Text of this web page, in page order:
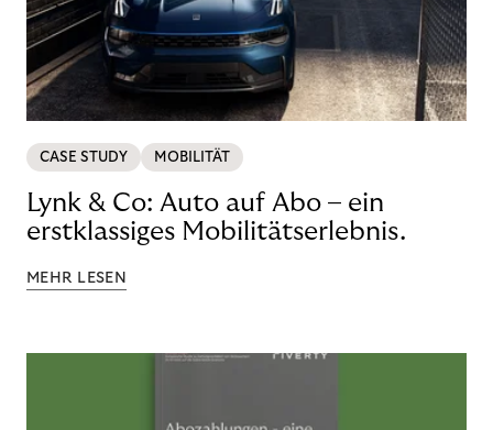
CASE STUDY MOBILITÄT
Lynk & Co: Auto auf Abo – ein
erstklassiges Mobilitätserlebnis.
MEHR LESEN